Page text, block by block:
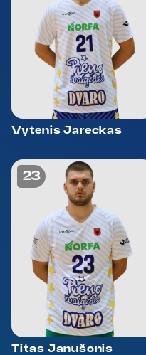
Vytenis Jareckas
23
Titas Janušonis